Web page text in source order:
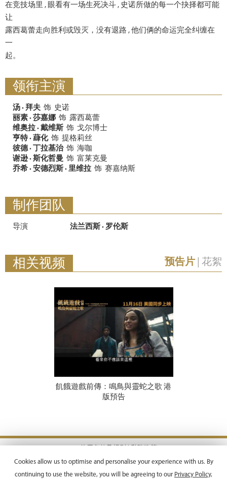
在竞技场里 , 眼看有一场生死决斗 , 史诺所做的每一个抉择都可能
让
露西葛蕾走向胜利或毁灭，没有退路 , 他们俩的命运完全纠缠在
一
起。
领衔主演
汤 · 拜夫 饰 史诺
丽素 · 莎嘉娜 饰 露西葛蕾
维奥拉 · 戴维斯饰 戈尔博士
亨特 · 蕼化饰 提格莉丝
彼德 · 丁拉基治饰 海咖
谢逊 · 斯化哲曼 饰 富莱克曼
乔希 · 安德烈斯 · 里维拉 饰 赛嘉纳斯
制作团队
导演 法兰西斯 · 罗伦斯
相关视频 预告片 花絮
飢餓遊戲前傳：鳴鳥與靈蛇之歌 港
版預告
Copyright © 2026 Emperor Motion Pictures.
Cookies allow us to optimise and personalise your experience with us. By
continuing to use the website, you will be agreeing to our Privacy Policy,